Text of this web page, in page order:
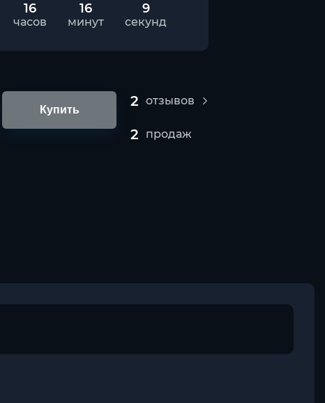
16
часов
16
минут
9
секунд
Купить
2 отзывов
2 продаж